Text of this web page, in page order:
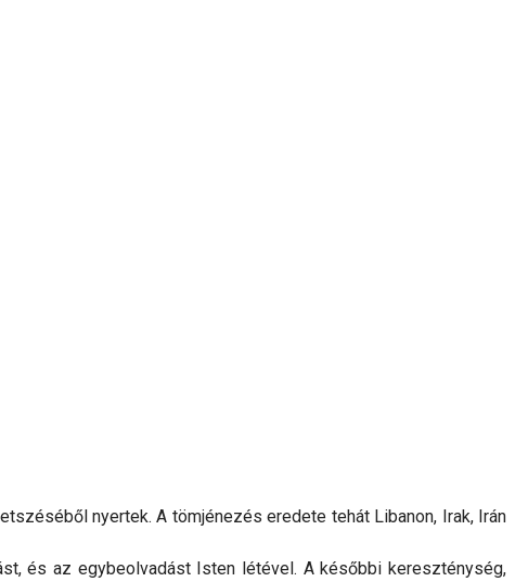
nyertek. A tömjénezés eredete tehát Libanon, Irak, Irán
és az egybeolvadást Isten létével. A későbbi kereszténység,